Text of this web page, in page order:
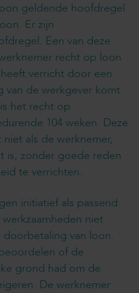
geldende hoofdregel
Er zijn
Een van deze
recht op loon
verricht door een
van de werkgever komt.
het recht op
104 weken. Deze
als de werknemer,
is, zonder goede reden
te verrichten.
initiatief als passend
niet
van loon.
of de
grond had om de
De werknemer